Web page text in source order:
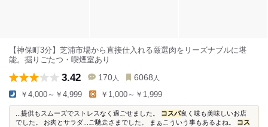
【神保町3分】芝浦市場から直接仕入れる厳選肉をリーズナブルに堪
能。掘りごたつ・喫煙室あり
3.42 170 人 6068 人
￥4,000～￥4,999 ￥1,000～￥1,999
...提供もスムーズでストレスなく過ごせました。 コスパ良く味も美味しいお店
でした。 お肉とサラダ...ご馳走さまでした。 まぁこういう事もあるよね。 コス